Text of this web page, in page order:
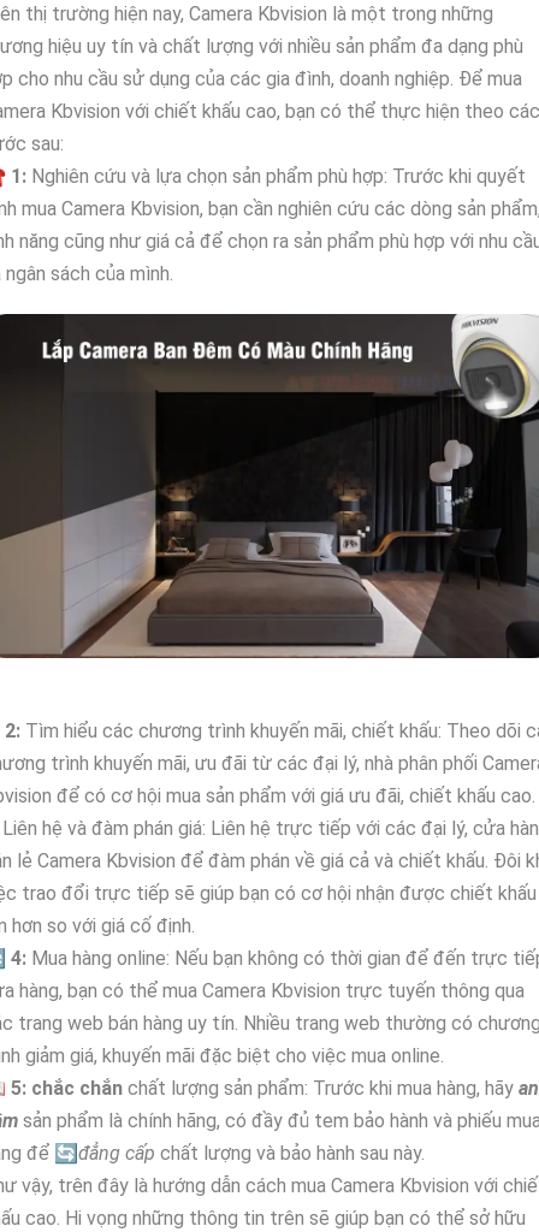
thị trường hiện nay, Camera Kbvision là một trong những
hiệu uy tín và chất lượng với nhiều sản phẩm đa dạng phù
cho nhu cầu sử dụng của các gia đình, doanh nghiệp. Để mua
Kbvision với chiết khấu cao, bạn có thể thực hiện theo các
sau:
1: Nghiên cứu và lựa chọn sản phẩm phù hợp: Trước khi quyết
mua Camera Kbvision, bạn cần nghiên cứu các dòng sản
năng cũng như giá cả để chọn ra sản phẩm phù hợp với nhu
ngân sách của mình.
2: Tìm hiểu các chương trình khuyến mãi, chiết khấu: Theo dõi
trình khuyến mãi, ưu đãi từ các đại lý, nhà phân phối
để có cơ hội mua sản phẩm với giá ưu đãi, chiết khấu cao.
hệ và đàm phán giá: Liên hệ trực tiếp với các đại lý, cửa
lẻ Camera Kbvision để đàm phán về giá cả và chiết khấu. Đôi
trao đổi trực tiếp sẽ giúp bạn có cơ hội nhận được chiết khấu
hơn so với giá cố định.
4: Mua hàng online: Nếu bạn không có thời gian để đến trực
hàng, bạn có thể mua Camera Kbvision trực tuyến thông qua
trang web bán hàng uy tín. Nhiều trang web thường có
giảm giá, khuyến mãi đặc biệt cho việc mua online.
5: chắc chắn chất lượng sản phẩm: Trước khi mua hàng, hãy an
sản phẩm là chính hãng, có đầy đủ tem bảo hành và phiếu
để 🔄đẳng cấp chất lượng và bảo hành sau này.
vậy, trên đây là hướng dẫn cách mua Camera Kbvision với
cao. Hi vọng những thông tin trên sẽ giúp bạn có thể sở hữu